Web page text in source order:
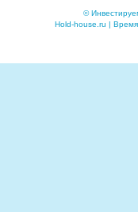
©
Hold-house.ru |